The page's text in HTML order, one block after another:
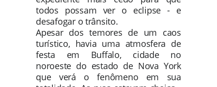
todos possam ver o eclipse - e
desafogar o trânsito.
Apesar dos temores de um caos
turístico, havia uma atmosfera de
festa em Buffalo, cidade no
noroeste do estado de Nova York
que verá o fenômeno em sua